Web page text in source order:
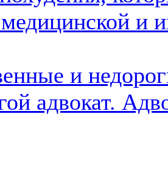
и
и
адвокат.